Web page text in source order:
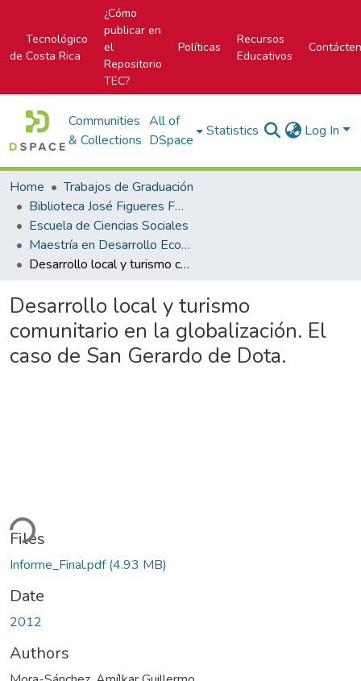
Tecnológico
de Costa Rica
¿Cómo
publicar en
el
Repositorio
TEC?
Políticas
Recursos
Educativos
Communities
& Collections
All of
DSpace
Statistics Log In
Home
Trabajos de Graduación
Biblioteca José Figueres Ferrer
Escuela de Ciencias Sociales
Maestría en Desarrollo Económico Local
Desarrollo local y turismo comunitario en la globalización. El caso de San Gerardo de Dota.
Desarrollo local y turismo
comunitario en la globalización. El
caso de San Gerardo de Dota.
Files
Informe_Final.pdf(4.93 MB)
Date
2012
Authors